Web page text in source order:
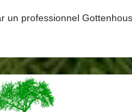
un professionnel